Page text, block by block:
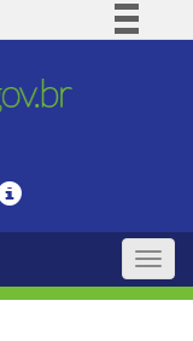
BR
Toggle